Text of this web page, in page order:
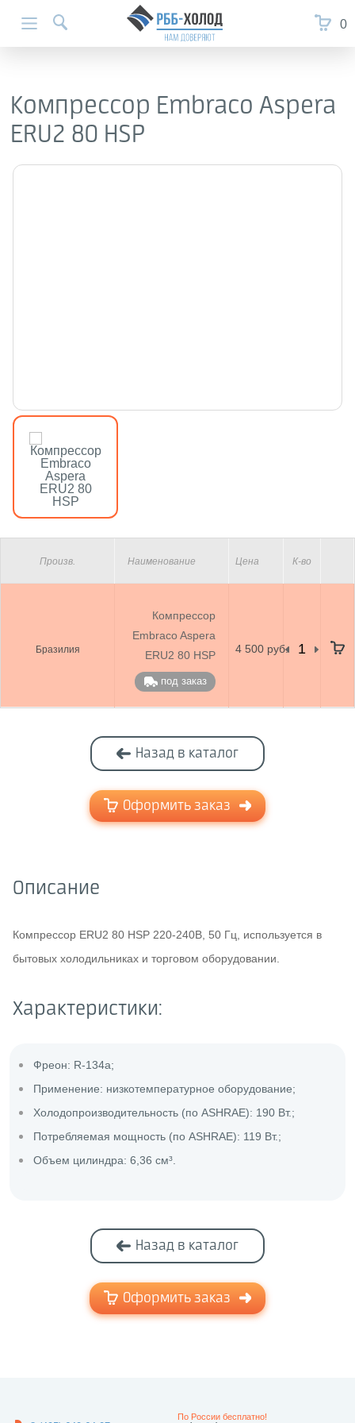
0
Компрессор Embraco Aspera
ERU2 80 HSP
Произв. Наименование Цена К-во
Бразилия
Компрессор
Embraco Aspera
ERU2 80 HSP
под заказ
4 500 руб.
Назад в каталог
Оформить заказ
Описание
Компрессор ERU2 80 HSP 220-240В, 50 Гц, используется в
бытовых холодильниках и торговом оборудовании.
Характеристики:
Фреон: R-134a;
Применение: низкотемпературное оборудование;
Холодопроизводительность (по ASHRAE): 190 Вт.;
Потребляемая мощность (по ASHRAE): 119 Вт.;
Объем цилиндра: 6,36 см³.
Назад в каталог
Оформить заказ
По России бесплатно!